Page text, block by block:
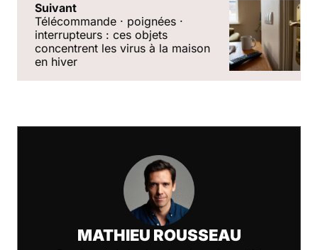
Suivant
Télécommande · poignées ·
interrupteurs : ces objets
concentrent les virus à la maison
en hiver
MATHIEU ROUSSEAU